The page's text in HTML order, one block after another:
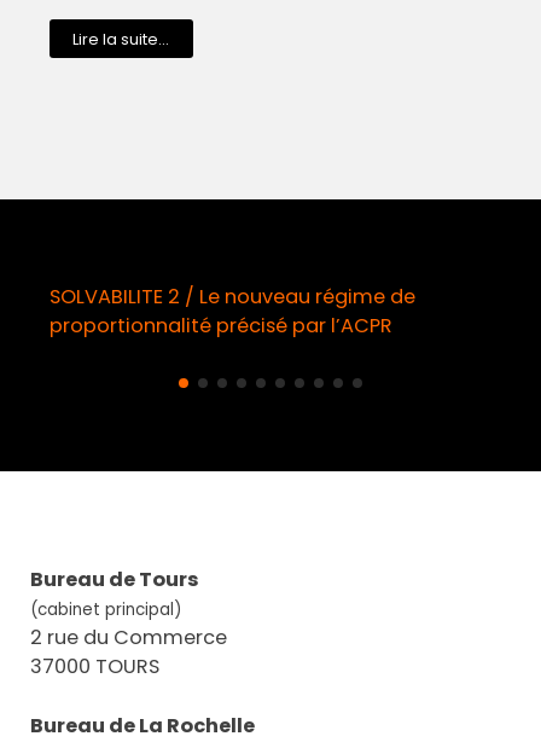
Lire la suite...
régime de
Démarchage téléphonique /
obligatoire à compter du 11
Bureau de Tours
(cabinet principal)
2 rue du Commerce
37000 TOURS
Bureau de La Rochelle